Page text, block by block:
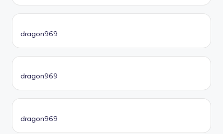
dragon969
dragon969
dragon969